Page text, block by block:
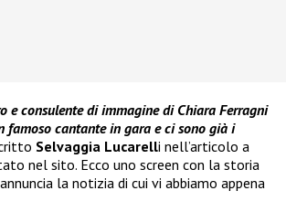
e consulente di immagine di Chiara Ferragni
famoso cantante in gara e ci sono già i
Selvaggia Lucarelli nell’articolo a
nel sito. Ecco uno screen con la storia
la notizia di cui vi abbiamo appena